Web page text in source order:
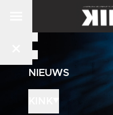
NIEUWS